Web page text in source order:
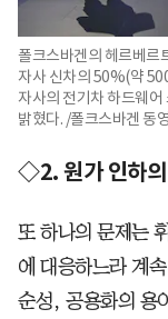
폴크스바겐의 헤르베르
자사 신차의 50%(약
자사의 전기차 하드웨
밝혔다. /폴크스바겐 동
◇2. 원가 인하의
또 하나의 문제는
에 대응하느라 계
순성, 공용화의 용